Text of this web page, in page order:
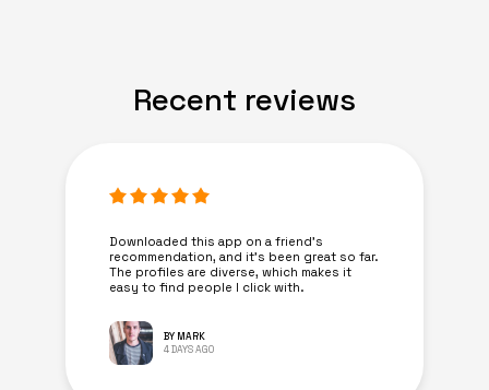
Recent reviews
Downloaded this app on a friend's
recommendation, and it’s been great so far.
The profiles are diverse, which makes it
easy to find people I click with.
BY MARK
4 DAYS AGO